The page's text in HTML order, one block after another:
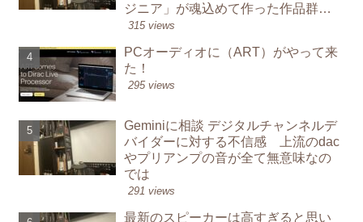
ジニア」が魂込めて作った作品群か
ら学んでオーディオを鳴らす楽し
315 views
PCオーディオに（ART）がやって来
た！
295 views
Geminiに相談 デジタルチャンネルデ
バイダーに対する不信感 上流のdac
やプリアンプの音が全て無意味なの
では
291 views
最新のスピーカーは高すぎると思い